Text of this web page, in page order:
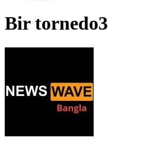
Bir tornedo3